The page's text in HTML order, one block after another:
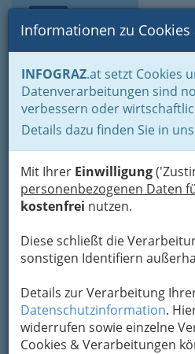
Informationen zu
INFOGRAZ.at setzt Cookies
Datenverarbeitungen sind
verbessern oder
Details dazu finden Sie in
Mit Ihrer Einwilligung
personenbezogenen Daten
kostenfrei nutzen.
Diese schließt die
sonstigen Identifiern
Details zur Verarbeitung
Datenschutzinformation.
widerrufen sowie einzelne
Cookies & Verarbeitungen
Home Branchen
Notdienste für
Diverse Hilfen bei Notfällen &
Die besten
Überblick
Ist es nur ein
aufzieht, oder doch ein